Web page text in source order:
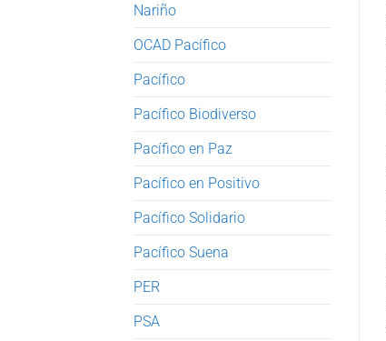
Nariño
OCAD Pacífico
Pacífico
Pacífico Biodiverso
Pacífico en Paz
Pacífico en Positivo
Pacífico Solidario
Pacífico Suena
PER
PSA